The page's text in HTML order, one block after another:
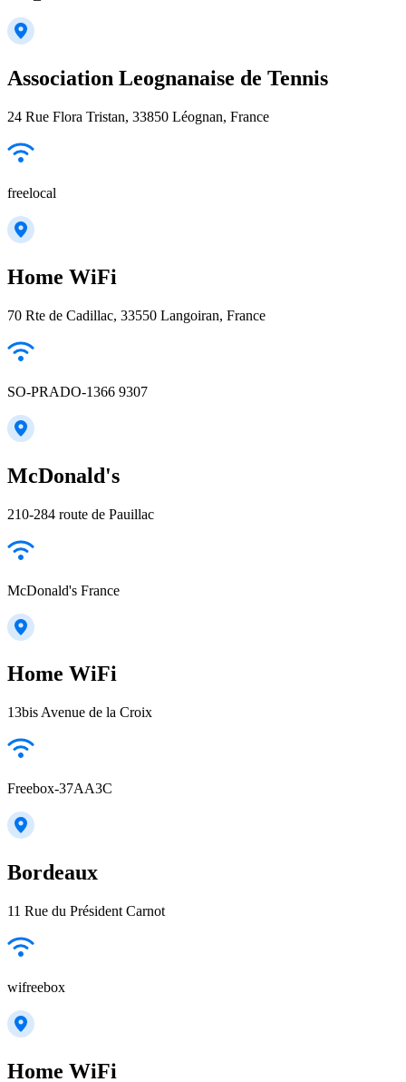
Association Leognanaise de Tennis
24 Rue Flora Tristan, 33850 Léognan, France
freelocal
Home WiFi
70 Rte de Cadillac, 33550 Langoiran, France
SO-PRADO-1366 9307
McDonald's
210-284 route de Pauillac
McDonald's France
Home WiFi
13bis Avenue de la Croix
Freebox-37AA3C
Bordeaux
11 Rue du Président Carnot
wifreebox
Home WiFi